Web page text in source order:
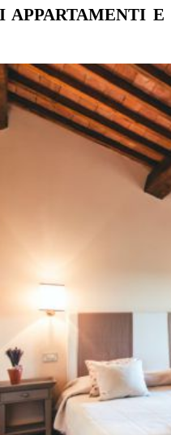
APPARTAMENTI E